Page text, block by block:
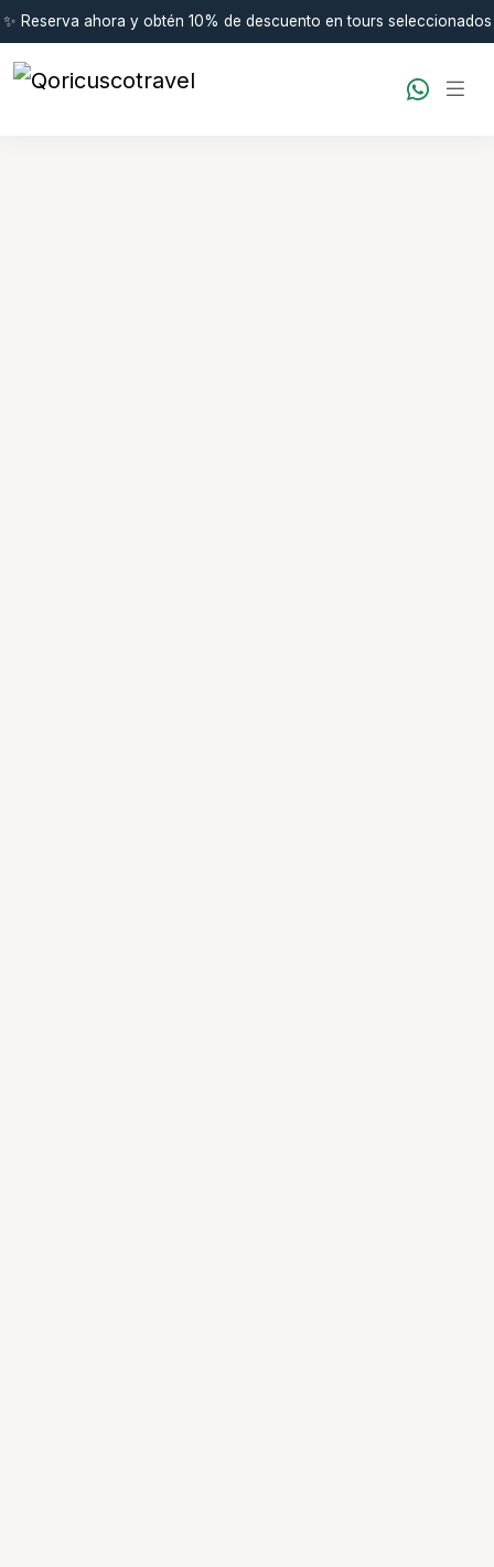
✨ Reserva ahora y obtén 10% de descuento en tours seleccionados